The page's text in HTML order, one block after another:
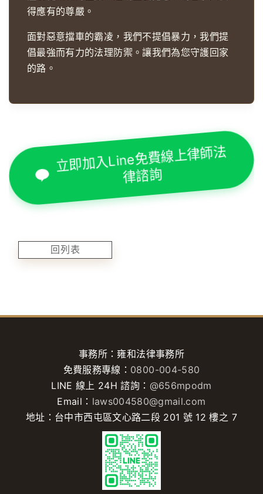
得應有的尊嚴。
面對惡意擋車的霸凌，我們不提倡暴力，我們提
倡最強而有力的法理防禦。讓我們為您守護回家
的路。
立即加入Line免費線上律師法
律諮詢
回列表
事務所：雍和法律事務所
免費服務專線： 0800-004-580
LINE 線上 24H 諮詢： @656mpodm
Email： laws004580@gmail.com
地址：台中市西屯區文心路二段 201 號 12 樓之 7